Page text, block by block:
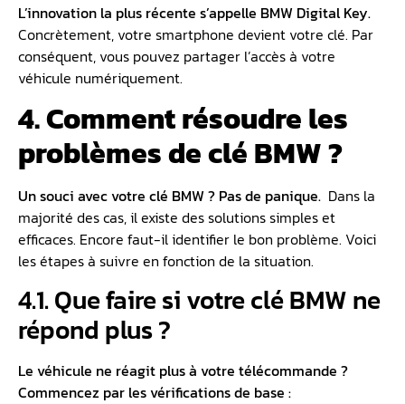
L’innovation la plus récente s’appelle BMW Digital Key.
Concrètement, votre smartphone devient votre clé. Par
conséquent, vous pouvez partager l’accès à votre
véhicule numériquement.
4. Comment résoudre les
problèmes de clé BMW ?
Un souci avec votre clé BMW ? Pas de panique. Dans la
majorité des cas, il existe des solutions simples et
efficaces. Encore faut-il identifier le bon problème. Voici
les étapes à suivre en fonction de la situation.
4.1. Que faire si votre clé BMW ne
répond plus ?
Le véhicule ne réagit plus à votre télécommande ?
Commencez par les vérifications de base :